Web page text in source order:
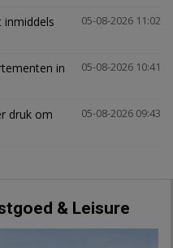
05-08-2026 11:02
inmiddels
05-08-2026 10:41
in
05-08-2026 09:43
druk om
& Leisure